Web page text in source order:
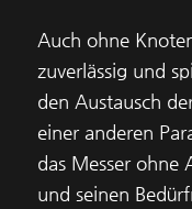
Auch ohne
zuverlässig und
den Austausch
einer anderen
das Messer ohne
und seinen